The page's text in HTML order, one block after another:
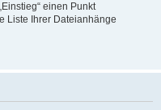
einen Punkt
Liste Ihrer Dateianhänge